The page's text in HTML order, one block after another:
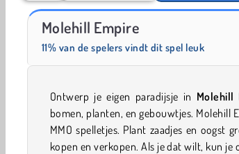
Let's Fish!
Molehill Empire
11% van de spelers vindt dit spel leuk
Ontwerp je eigen paradijsje in Molehill
bomen, planten, en gebouwtjes. Molehill
MMO spelletjes. Plant zaadjes en oogst
kopen en verkopen. Als je dat wilt, kun je